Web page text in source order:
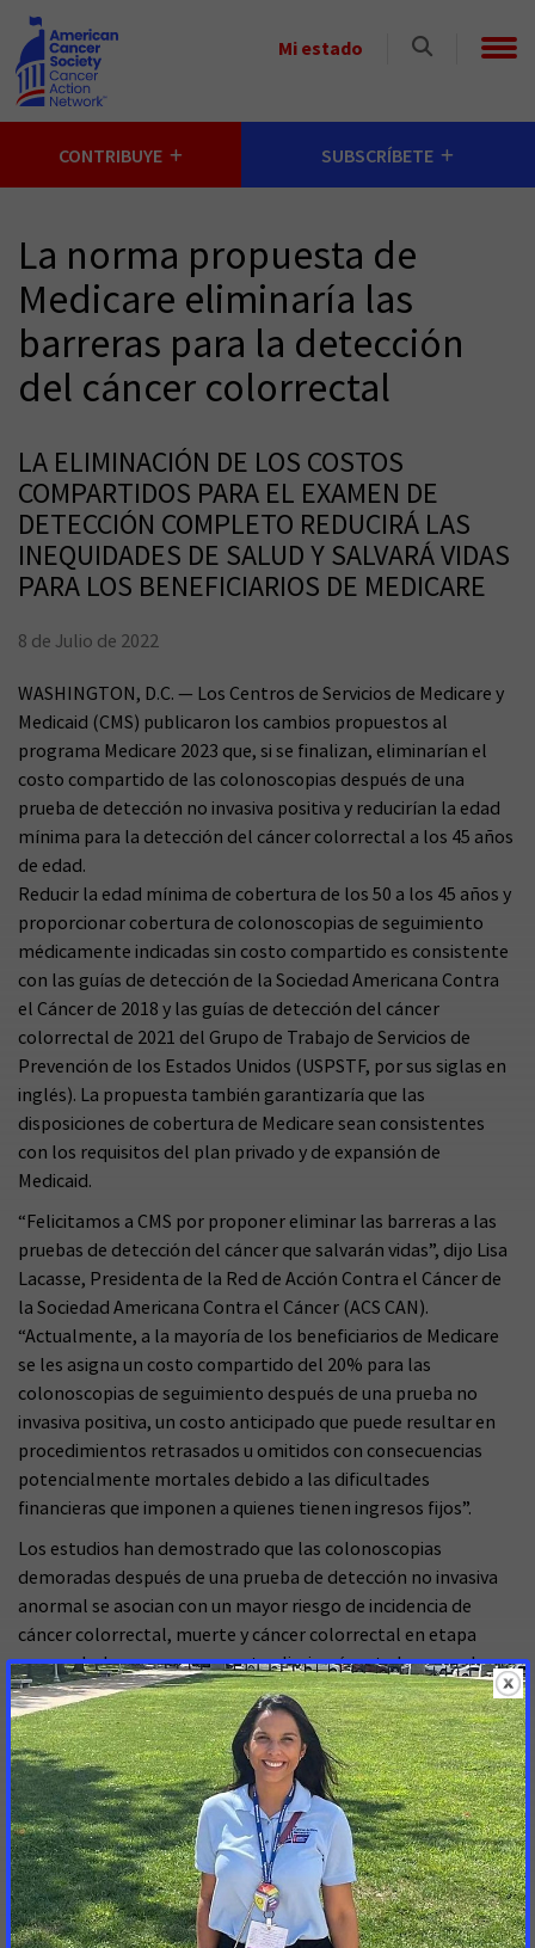
Skip to main content
Mi estado
Select
CONTRIBUYE SUBSCRÍBETE
La norma propuesta de
Medicare eliminaría las
barreras para la detección
del cáncer colorrectal
LA ELIMINACIÓN DE LOS COSTOS
COMPARTIDOS PARA EL EXAMEN DE
DETECCIÓN COMPLETO REDUCIRÁ LAS
INEQUIDADES DE SALUD Y SALVARÁ VIDAS
PARA LOS BENEFICIARIOS DE MEDICARE
8 de Julio de 2022
WASHINGTON, D.C. — Los Centros de Servicios de Medicare y
Medicaid (CMS) publicaron los cambios propuestos al
programa Medicare 2023 que, si se finalizan, eliminarían el
costo compartido de las colonoscopias después de una
prueba de detección no invasiva positiva y reducirían la edad
mínima para la detección del cáncer colorrectal a los 45 años
de edad.
Reducir la edad mínima de cobertura de los 50 a los 45 años y
proporcionar cobertura de colonoscopias de seguimiento
médicamente indicadas sin costo compartido es consistente
con las guías de detección de la Sociedad Americana Contra
el Cáncer de 2018 y las guías de detección del cáncer
colorrectal de 2021 del Grupo de Trabajo de Servicios de
Prevención de los Estados Unidos (USPSTF, por sus siglas en
inglés). La propuesta también garantizaría que las
disposiciones de cobertura de Medicare sean consistentes
con los requisitos del plan privado y de expansión de
Medicaid.
“Felicitamos a CMS por proponer eliminar las barreras a las
pruebas de detección del cáncer que salvarán vidas”, dijo Lisa
Lacasse, Presidenta de la Red de Acción Contra el Cáncer de
la Sociedad Americana Contra el Cáncer (ACS CAN).
“Actualmente, a la mayoría de los beneficiarios de Medicare
se les asigna un costo compartido del 20% para las
colonoscopias de seguimiento después de una prueba no
invasiva positiva, un costo anticipado que puede resultar en
procedimientos retrasados u omitidos con consecuencias
potencialmente mortales debido a las dificultades
financieras que imponen a quienes tienen ingresos fijos”.
Los estudios han demostrado que las colonoscopias
demoradas después de una prueba de detección no invasiva
anormal se asocian con un mayor riesgo de incidencia de
cáncer colorrectal, muerte y cáncer colorrectal en etapa
avanzada. La norma propuesta eliminaría esta barrera al
aclarar que las colonoscopias de seguimiento estarían
cubiertas sin costo adicional para los beneficiarios a partir del
1 de enero de 2023.
La Red de Acción Contra el Cáncer de la Sociedad Americana
Contra el Cáncer, junto con Fight Colorrectal Cancer
(Luchemos contra el cáncer colorrectal) y American
Gastroenterological Association (Asociación Americana de
Gastroenterología), abogaron por este cambio fundamental
que daría como resultado la prevención del cáncer y